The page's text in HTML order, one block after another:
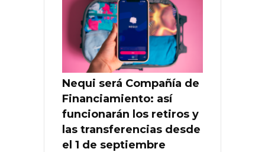
Nequi será Compañía de
Financiamiento: así
funcionarán los retiros y
las transferencias desde
el 1 de septiembre